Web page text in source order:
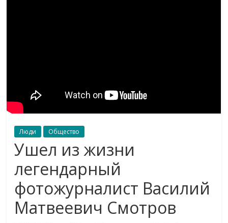
Люди Общество
Ушел из жизни
легендарный
фотожурналист Василий
Матвеевич Смотров